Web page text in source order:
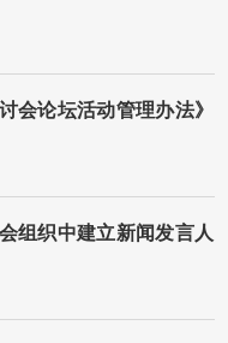
会论坛活动管理办法》
组织中建立新闻发言人